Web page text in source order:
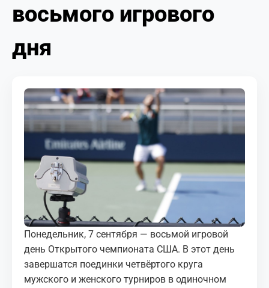
ФТУ
НОВОСТИ
ПЕРСОНАЛИИ
МЕДИА
КОРТЫ
КОНТАКТЫ
UZ-PIN
восьмого игрового
дня
Понедельник, 7 сентября — восьмой игровой
день Открытого чемпионата США. В этот день
завершатся поединки четвёртого круга
мужского и женского турниров в одиночном